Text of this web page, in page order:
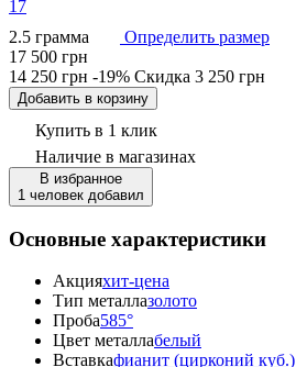
17
2.5 грамма
Определить размер
17 500 грн
14 250 грн -19% Скидка 3 250 грн
Добавить в корзину
Купить в 1 клик
Наличие в магазинах
В избранное
1 человек добавил
Основные характеристики
Акцияхит-цена
Тип металлазолото
Проба585°
Цвет металлабелый
Вставкафианит (цирконий куб.)